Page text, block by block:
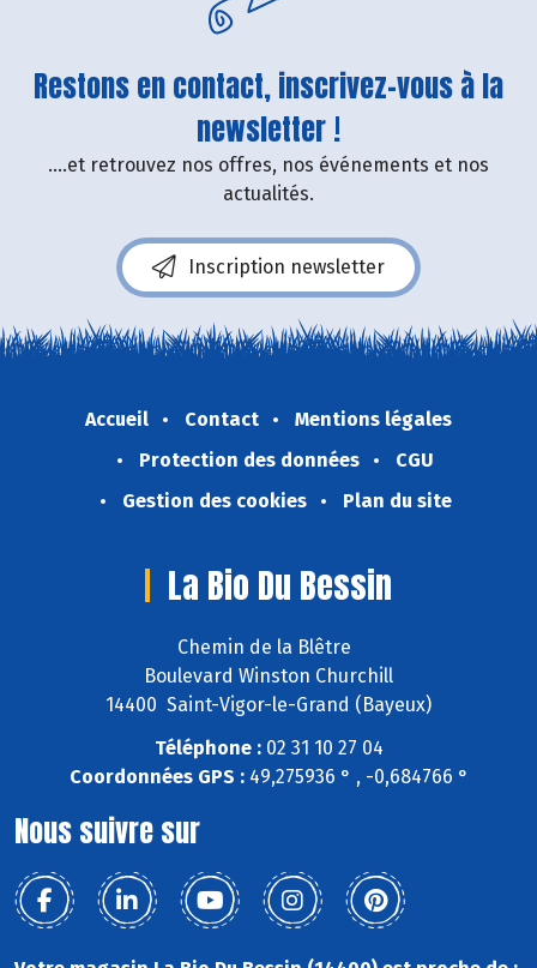
Restons en contact, inscrivez-vous à la
newsletter !
....et retrouvez nos offres, nos événements et nos
actualités.
Inscription newsletter
Accueil Contact
Mentions légales
Protection des données
CGU
Gestion des cookies
Plan du site
La Bio Du Bessin
Chemin de la Blêtre
Boulevard Winston Churchill
14400 Saint-Vigor-le-Grand (Bayeux)
Téléphone :02 31 10 27 04
Coordonnées GPS :49,275936 ° , -0,684766 °
Nous suivre sur